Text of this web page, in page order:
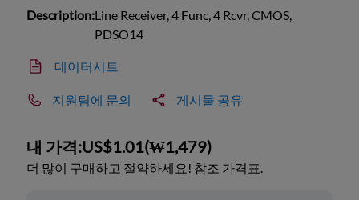
Description:Line Receiver, 4 Func, 4 Rcvr, CMOS,
PDSO14
데이터시트
지원팀에 문의 게시물 공유
내 가격:US$1.01(₩1,479)
더 많이 구매하고 절약하세요! 참조 가격표.